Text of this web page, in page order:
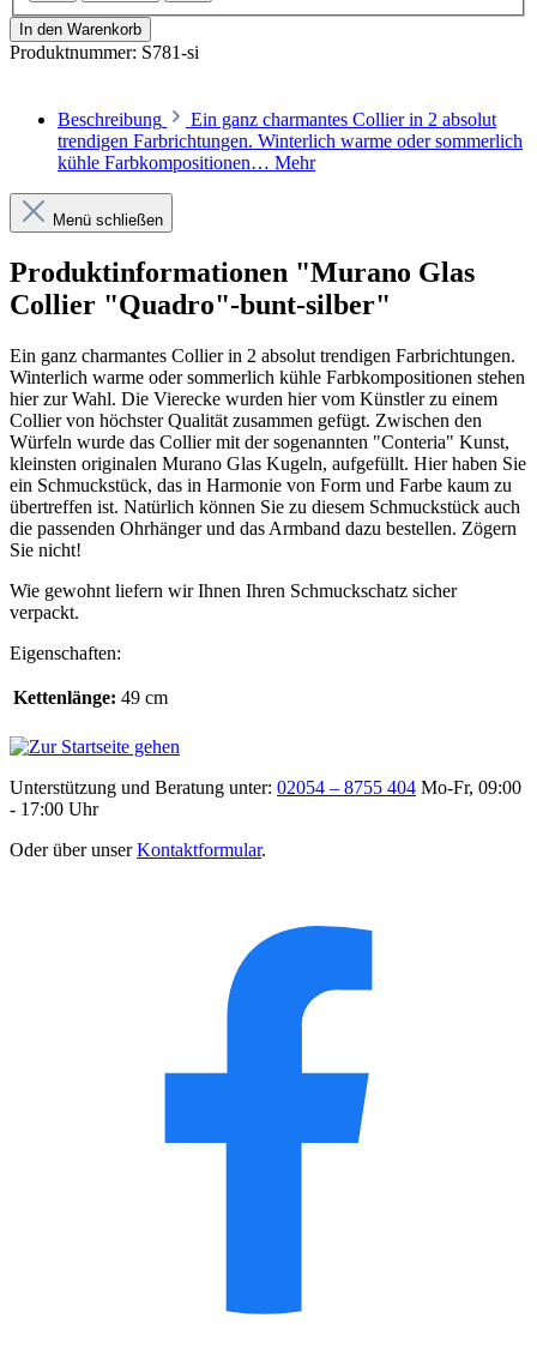
In den Warenkorb
Produktnummer: S781-si
Beschreibung
Ein ganz charmantes Collier in 2 absolut
trendigen Farbrichtungen. Winterlich warme oder sommerlich
kühle Farbkompositionen… Mehr
Menü schließen
Produktinformationen "Murano Glas
Collier "Quadro"-bunt-silber"
Ein ganz charmantes Collier in 2 absolut trendigen Farbrichtungen.
Winterlich warme oder sommerlich kühle Farbkompositionen stehen
hier zur Wahl. Die Vierecke wurden hier vom Künstler zu einem
Collier von höchster Qualität zusammen gefügt. Zwischen den
Würfeln wurde das Collier mit der sogenannten "Conteria" Kunst,
kleinsten originalen Murano Glas Kugeln, aufgefüllt. Hier haben Sie
ein Schmuckstück, das in Harmonie von Form und Farbe kaum zu
übertreffen ist. Natürlich können Sie zu diesem Schmuckstück auch
die passenden Ohrhänger und das Armband dazu bestellen. Zögern
Sie nicht!
Wie gewohnt liefern wir Ihnen Ihren Schmuckschatz sicher
verpackt.
Eigenschaften:
Kettenlänge: 49 cm
Unterstützung und Beratung unter: 02054 – 8755 404 Mo-Fr, 09:00
- 17:00 Uhr
Oder über unserKontaktformular.